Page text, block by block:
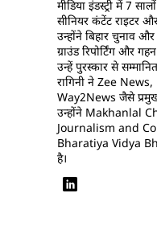
मीडिया इंडस्ट्री में 7
सीनियर कंटेंट राइटर
उन्होंने बिहार चुनाव
ग्राउंड रिपोर्टिंग और
उन्हें पुरस्कार से
रागिनी ने Zee
Way2News जैसे प्रमुख
उन्होंने Makhanlal
Journalism and
Bharatiya Vidya
है।